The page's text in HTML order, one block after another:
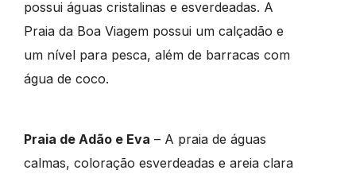
possui águas cristalinas e esverdeadas. A
Praia da Boa Viagem possui um calçadão e
um nível para pesca, além de barracas com
água de coco.
Praia de Adão e Eva – A praia de águas
calmas, coloração esverdeadas e areia clara